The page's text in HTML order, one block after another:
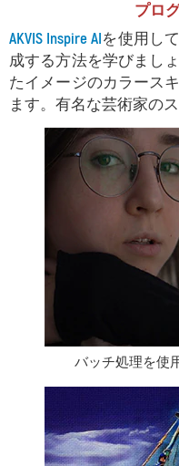
プロ
AKVIS Inspire AIを使用し
成する方法を学びまし
たイメージのカラース
ます。有名な芸術家の
バッチ処理を使